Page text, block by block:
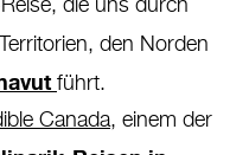
die uns durch
den Norden
führt.
Canada, einem der